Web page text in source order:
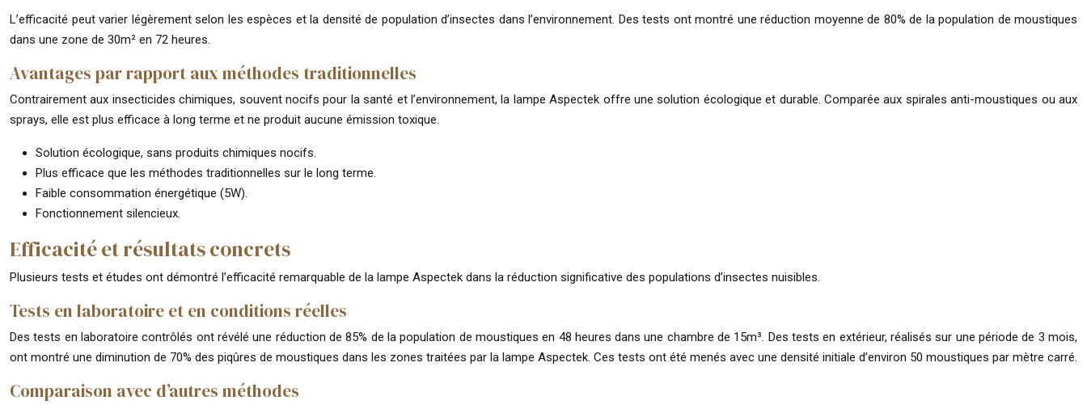
L’efficacité peut varier légèrement selon les espèces et la densité de population d’insectes dans l’environnement. Des tests ont montré une réduction moyenne de 80% de la population de moustiques
dans une zone de 30m² en 72 heures.
Avantages par rapport aux méthodes traditionnelles
Contrairement aux insecticides chimiques, souvent nocifs pour la santé et l’environnement, la lampe Aspectek offre une solution écologique et durable. Comparée aux spirales anti-moustiques ou aux
sprays, elle est plus efficace à long terme et ne produit aucune émission toxique.
Solution écologique, sans produits chimiques nocifs.
Plus efficace que les méthodes traditionnelles sur le long terme.
Faible consommation énergétique (5W).
Fonctionnement silencieux.
Efficacité et résultats concrets
Plusieurs tests et études ont démontré l’efficacité remarquable de la lampe Aspectek dans la réduction significative des populations d’insectes nuisibles.
Tests en laboratoire et en conditions réelles
Des tests en laboratoire contrôlés ont révélé une réduction de 85% de la population de moustiques en 48 heures dans une chambre de 15m³. Des tests en extérieur, réalisés sur une période de 3 mois,
ont montré une diminution de 70% des piqûres de moustiques dans les zones traitées par la lampe Aspectek. Ces tests ont été menés avec une densité initiale d’environ 50 moustiques par mètre carré.
Comparaison avec d’autres méthodes